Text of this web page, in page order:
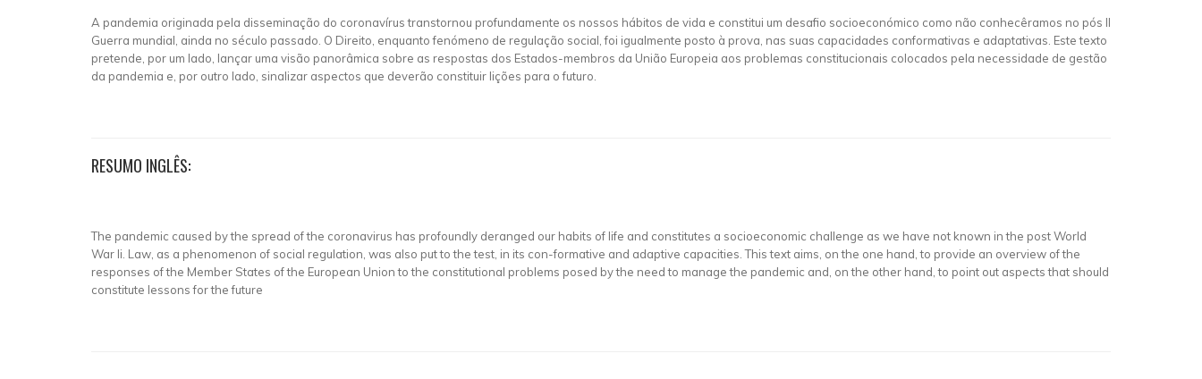
A pandemia originada pela disseminação do coronavírus transtornou profundamente os nossos hábitos de vida e constitui um desafio socioeconómico como não conhecêramos no pós II
Guerra mundial, ainda no século passado. O Direito, enquanto fenómeno de regulação social, foi igualmente posto à prova, nas suas capacidades conformativas e adaptativas. Este texto
pretende, por um lado, lançar uma visão panorâmica sobre as respostas dos Estados-membros da União Europeia aos problemas constitucionais colocados pela necessidade de gestão
da pandemia e, por outro lado, sinalizar aspectos que deverão constituir lições para o futuro.
RESUMO INGLÊS:
The pandemic caused by the spread of the coronavirus has profoundly deranged our habits of life and constitutes a socioeconomic challenge as we have not known in the post World
War li. Law, as a phenomenon of social regulation, was also put to the test, in its con-formative and adaptive capacities. This text aims, on the one hand, to provide an overview of the
responses of the Member States of the European Union to the constitutional problems posed by the need to manage the pandemic and, on the other hand, to point out aspects that should
constitute lessons for the future